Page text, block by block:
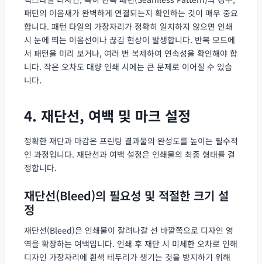
패턴의 이음새가 완벽하게 연결되는지 확인하는 것이 매우 중요
합니다. 패턴 타일의 가장자리가 정확히 일치하지 않으면 인쇄
시 눈에 띄는 이음선이나 끊김 현상이 발생합니다. 반복 모드에
서 패턴을 미리 보거나, 여러 번 복제하여 연속성을 확인해야 합
니다. 작은 오차도 대량 인쇄 시에는 큰 문제로 이어질 수 있습
니다.
4. 재단선, 여백 및 마크 설정
정확한 재단과 마감은 프린팅 결과물의 완성도를 높이는 필수적
인 과정입니다. 재단선과 여백 설정은 인쇄물의 최종 형태를 결
정합니다.
재단선(Bleed)의 필요성 및 적절한 크기 설
정
재단선(Bleed)은 인쇄물이 잘려나갈 선 바깥쪽으로 디자인 영
역을 확장하는 여백입니다. 인쇄 후 재단 시 미세한 오차로 인해
디자인 가장자리에 흰색 테두리가 생기는 것을 방지하기 위해